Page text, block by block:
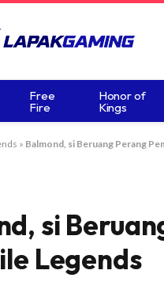
Free
Fire
Honor of
Kings
» Balmond, si Beruang Perang
si
Legends